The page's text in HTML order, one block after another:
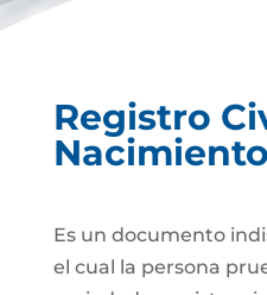
Registro
Nacimiento
Es un documento
el cual la persona